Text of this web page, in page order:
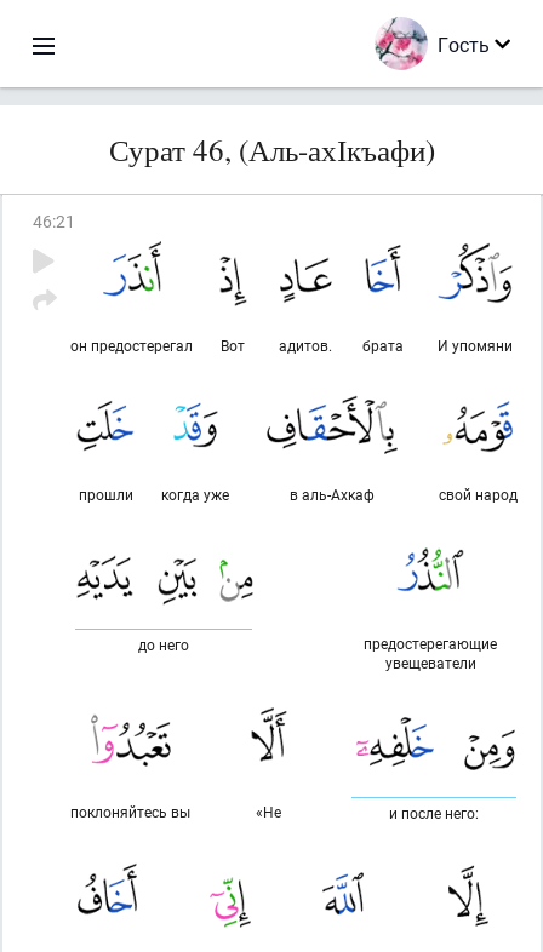
Гость
Сурат 46, (Аль-ахІкъафи)
46:21
И упомяни
брата
адитов.
Вот
он предостерегал
свой народ
в аль-Ахкаф
когда уже
прошли
предостерегающие
увещеватели
до него
и после него:
«Не
поклоняйтесь вы